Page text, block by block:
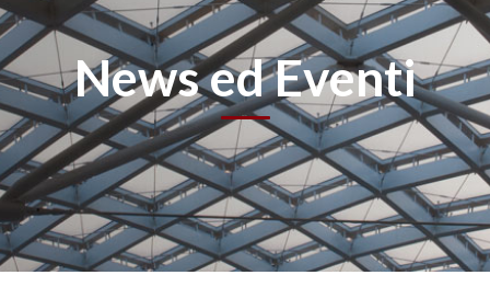
News ed Eventi